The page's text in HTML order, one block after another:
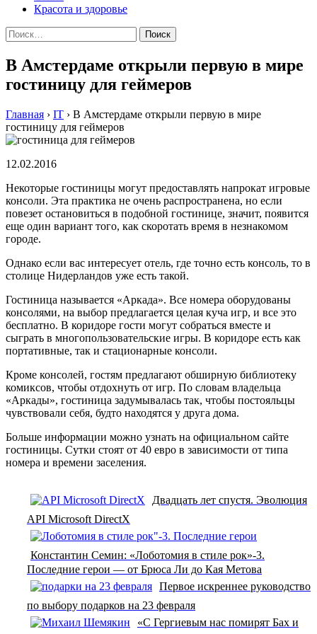
Красота и здоровье
Найти:
В Амстердаме открыли первую в мире
гостиницу для геймеров
Главная › IT › В Амстердаме открыли первую в мире
гостиницу для геймеров
12.02.2016
Некоторые гостиницы могут предоставлять напрокат игровые
консоли. Эта практика не очень распространена, но если
повезет остановиться в подобной гостинице, значит, появится
еще один вариант того, как скоротать время в незнакомом
городе.
Однако если вас интересует отель, где точно есть консоль, то в
столице Нидерландов уже есть такой.
Гостиница называется «Аркада». Все номера оборудованы
консолями, на выбор предлагается целая куча игр, и все это
бесплатно. В коридоре гости могут собраться вместе и
сыграть в многопользовательские игры. В коридоре есть как
портативные, так и стационарные консоли.
Кроме консолей, гостям предлагают обширную библиотеку
комиксов, чтобы отдохнуть от игр. По словам владельца
«Аркады», гостиница задумывалась так, чтобы постояльцы
чувствовали себя, будто находятся у друга дома.
Больше информации можно узнать на официальном сайте
гостиницы. Сутки стоят от 40 евро в зависимости от типа
номера и времени заселения.
Двадцать лет спустя. Эволюция
API Microsoft DirectX
Константин Семин: «Лоботомия в стиле рок»-3.
Последние герои — от Брюса Ли до Кая Метова
Первое искреннее руководство
по выбору подарков на 23 февраля
«С Гергиевым нас помирят Бах и